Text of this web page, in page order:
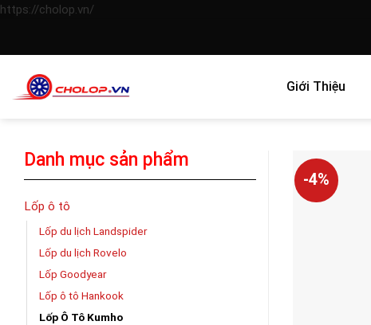
https://cholop.vn/Skip
Giới Thiệu
Danh mục sản phẩm
Lốp ô tô
Lốp du lịch Landspider
Lốp du lịch Rovelo
Lốp Goodyear
Lốp ô tô Hankook
Lốp Ô Tô Kumho
-4%